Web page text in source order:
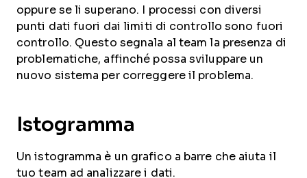
oppure se li superano. I processi con diversi
punti dati fuori dai limiti di controllo sono fuori
controllo. Questo segnala al team la presenza di
problematiche, affinché possa sviluppare un
nuovo sistema per correggere il problema.
Istogramma
Un istogramma è un grafico a barre che aiuta il
tuo team ad analizzare i dati.